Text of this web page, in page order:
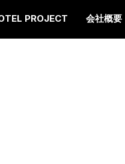
PROJECT 会社概要